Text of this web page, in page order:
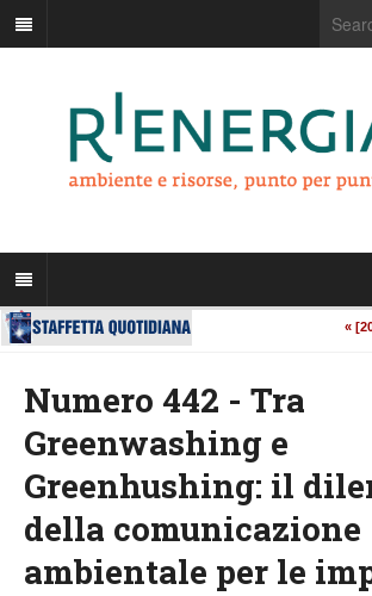
Numero 442 - Tra
Greenwashing e
Greenhushing: il
della comunicazione
ambientale per le